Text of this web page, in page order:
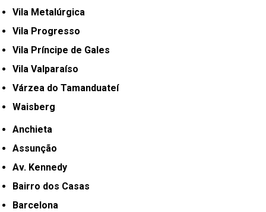
Vila Metalúrgica
Vila Progresso
Vila Príncipe de Gales
Vila Valparaíso
Várzea do Tamanduateí
Waisberg
Anchieta
Assunção
Av. Kennedy
Bairro dos Casas
Barcelona